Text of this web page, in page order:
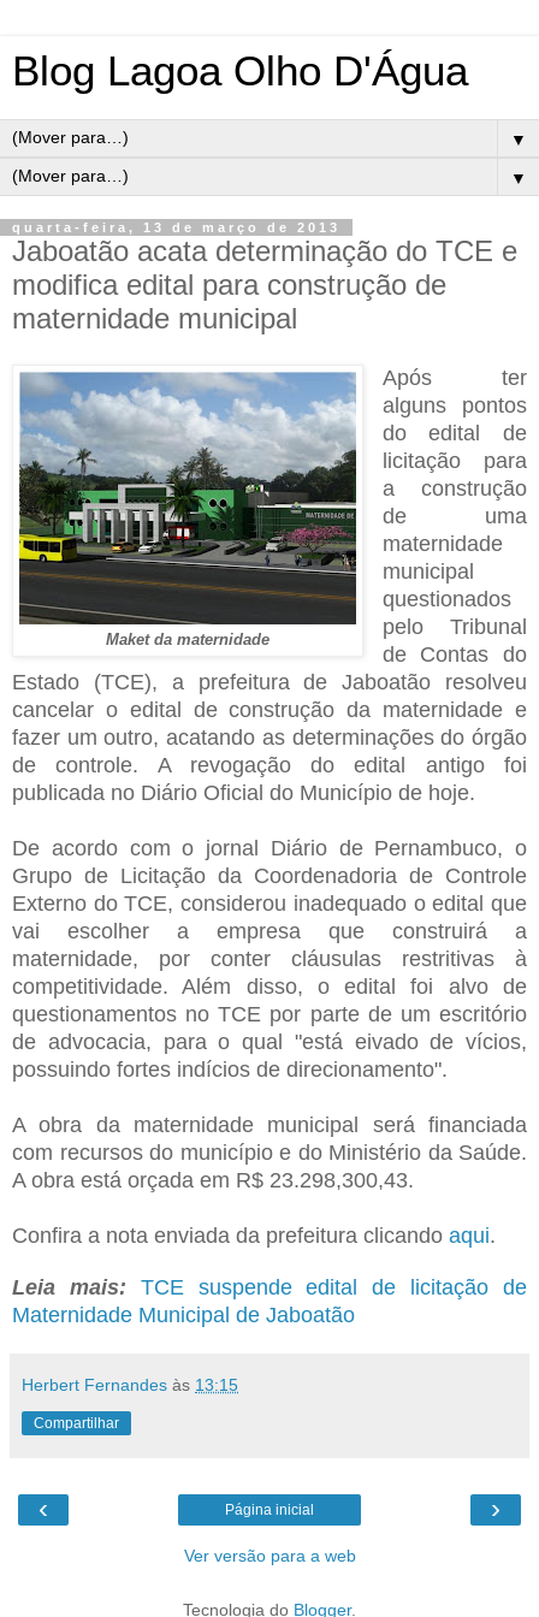
Blog Lagoa Olho D'Água
▼
▼
quarta-feira, 13 de março de 2013
Jaboatão acata determinação do TCE e
modifica edital para construção de
maternidade municipal
Maket da maternidade
Após ter
alguns pontos
do edital de
licitação para
a construção
de uma
maternidade
municipal
questionados
pelo Tribunal
de Contas do
Estado (TCE), a prefeitura de Jaboatão resolveu
cancelar o edital de construção da maternidade e
fazer um outro, acatando as determinações do órgão
de controle. A revogação do edital antigo foi
publicada no Diário Oficial do Município de hoje.
De acordo com o jornal Diário de Pernambuco, o
Grupo de Licitação da Coordenadoria de Controle
Externo do TCE, considerou inadequado o edital que
vai escolher a empresa que construirá a
maternidade, por conter cláusulas restritivas à
competitividade. Além disso, o edital foi alvo de
questionamentos no TCE por parte de um escritório
de advocacia, para o qual "está eivado de vícios,
possuindo fortes indícios de direcionamento".
A obra da maternidade municipal será financiada
com recursos do município e do Ministério da Saúde.
A obra está orçada em R$ 23.298,300,43.
Confira a nota enviada da prefeitura clicando aqui.
Leia mais:
TCE suspende edital de licitação de
Maternidade Municipal de Jaboatão
Herbert Fernandes às 13:15
Compartilhar
‹ ›
Página inicial
Ver versão para a web
Tecnologia do Blogger.